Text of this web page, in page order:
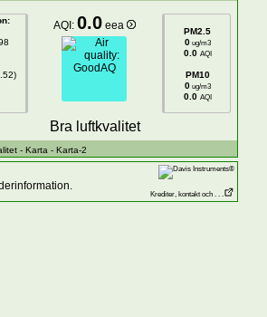
AQI: 0.0 eea
PM2.5
0ug/m3
0.0 AQI
PM10
0ug/m3
0.0 AQI
Bra luftkvalitet
- Karta - Karta-2
Krediter, kontakt och . . .